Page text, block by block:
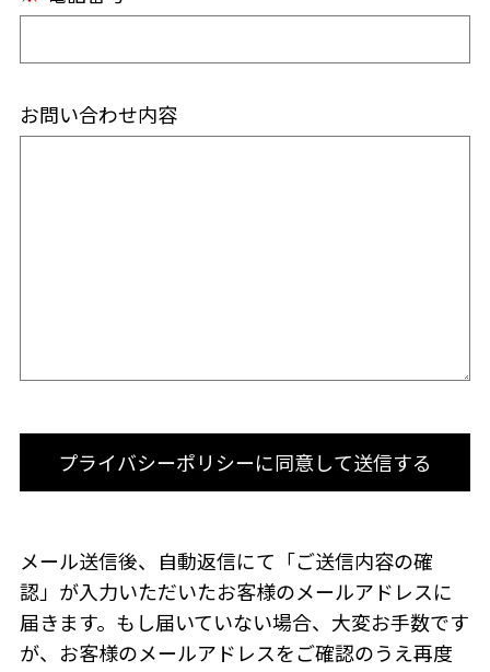
お問い合わせ内容
メール送信後、自動返信にて「ご送信内容の確
認」が入力いただいたお客様のメールアドレスに
届きます。 もし届いていない場合、大変お手数です
が、お客様のメールアドレスをご確認のうえ再度